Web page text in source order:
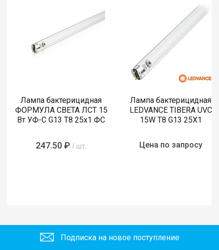
Лампа бактерицидная
ФОРМУЛА СВЕТА ЛСТ 15
Вт УФ-С G13 T8 25х1 ФС
247.50 ₽ / шт.
Лампа бактерицидная
LEDVANCE TIBERA UVC
15W T8 G13 25X1
Цена по запросу
Подписка на новое поступление